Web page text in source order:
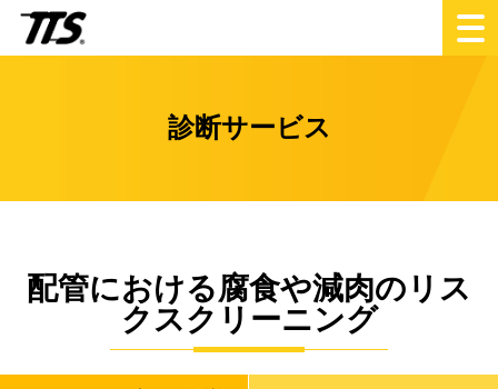
診断サービス
配管における腐食や減肉のリス
クスクリーニング